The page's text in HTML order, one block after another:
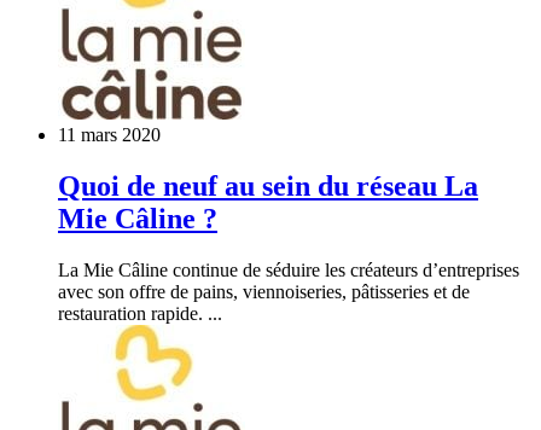
11 mars 2020
Quoi de neuf au sein du réseau La
Mie Câline ?
La Mie Câline continue de séduire les créateurs d’entreprises
avec son offre de pains, viennoiseries, pâtisseries et de
restauration rapide. ...